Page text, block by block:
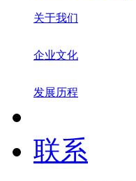
关于我们
企业文化
发展历程
联系